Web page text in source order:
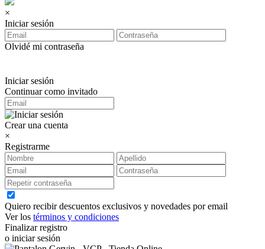
×
Iniciar sesión
Olvidé mi contraseña
Iniciar sesión
Continuar como invitado
Crear una cuenta
×
Registrarme
Quiero recibir descuentos exclusivos y novedades por email
Ver los términos y condiciones
Finalizar registro
o iniciar sesión